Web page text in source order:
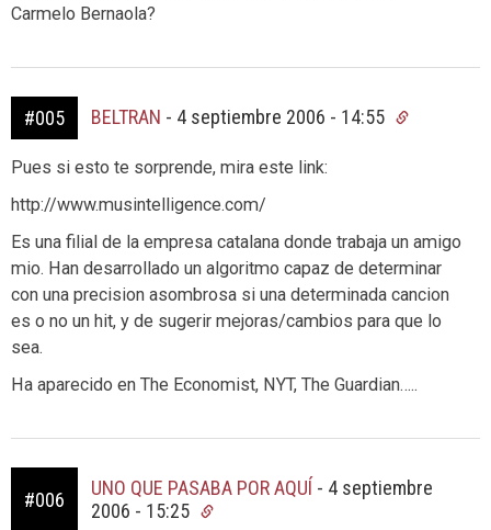
Carmelo Bernaola?
#005 BELTRAN - 4 septiembre 2006 - 14:55
Pues si esto te sorprende, mira este link:
http://www.musintelligence.com/
Es una filial de la empresa catalana donde trabaja un amigo
mio. Han desarrollado un algoritmo capaz de determinar
con una precision asombrosa si una determinada cancion
es o no un hit, y de sugerir mejoras/cambios para que lo
sea.
Ha aparecido en The Economist, NYT, The Guardian…..
#006
UNO QUE PASABA POR AQUÍ - 4 septiembre
2006 - 15:25